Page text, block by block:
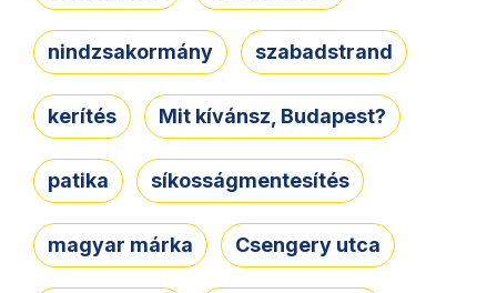
nindzsakormány szabadstrand
kerítés Mit kívánsz, Budapest?
patika síkosságmentesítés
magyar márka Csengery utca